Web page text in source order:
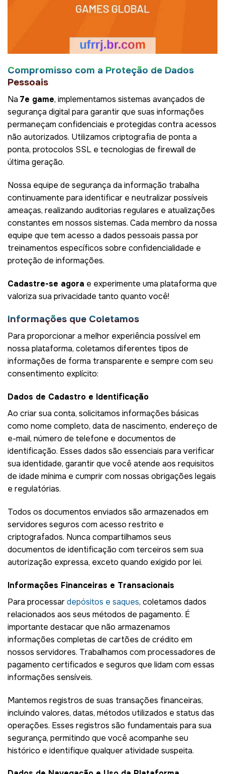
Compromisso com a Proteção de Dados
Pessoais
Na 7e game, implementamos sistemas avançados de
segurança digital para garantir que suas informações
permaneçam confidenciais e protegidas contra acessos
não autorizados. Utilizamos criptografia de ponta a
ponta, protocolos SSL e tecnologias de firewall de
última geração.
Nossa equipe de segurança da informação trabalha
continuamente para identificar e neutralizar possíveis
ameaças, realizando auditorias regulares e atualizações
constantes em nossos sistemas. Cada membro da nossa
equipe que tem acesso a dados pessoais passa por
treinamentos específicos sobre confidencialidade e
proteção de informações.
Cadastre-se agora e experimente uma plataforma que
valoriza sua privacidade tanto quanto você!
Informações que Coletamos
Para proporcionar a melhor experiência possível em
nossa plataforma, coletamos diferentes tipos de
informações de forma transparente e sempre com seu
consentimento explícito:
Dados de Cadastro e Identificação
Ao criar sua conta, solicitamos informações básicas
como nome completo, data de nascimento, endereço de
e-mail, número de telefone e documentos de
identificação. Esses dados são essenciais para verificar
sua identidade, garantir que você atende aos requisitos
de idade mínima e cumprir com nossas obrigações legais
e regulatórias.
Todos os documentos enviados são armazenados em
servidores seguros com acesso restrito e
criptografados. Nunca compartilhamos seus
documentos de identificação com terceiros sem sua
autorização expressa, exceto quando exigido por lei.
Informações Financeiras e Transacionais
Para processardepósitos e saques, coletamos dados
relacionados aos seus métodos de pagamento. É
importante destacar que não armazenamos
informações completas de cartões de crédito em
nossos servidores. Trabalhamos com processadores de
pagamento certificados e seguros que lidam com essas
informações sensíveis.
Mantemos registros de suas transações financeiras,
incluindo valores, datas, métodos utilizados e status das
operações. Esses registros são fundamentais para sua
segurança, permitindo que você acompanhe seu
histórico e identifique qualquer atividade suspeita.